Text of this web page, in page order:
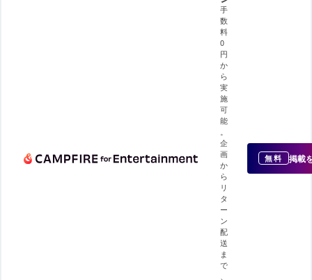
手
数
料
0
円
か
ら
実
施
可
能
企
画
か
ら
リ
タ
ー
ン
配
送
ま
で
無料 掲載